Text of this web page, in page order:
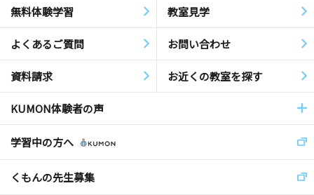
無料体験学習 教室見学
よくあるご質問 お問い合わせ
資料請求 お近くの教室を探す
KUMON体験者の声
学習中の方へ
くもんの先生募集